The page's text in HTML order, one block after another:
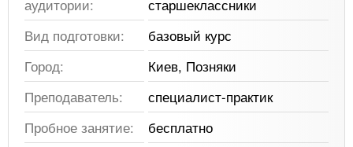
аудитории:
старшеклассники
Вид подготовки:
базовый курс
Город:
Киев, Позняки
Преподаватель:
специалист-практик
Пробное занятие:
бесплатно